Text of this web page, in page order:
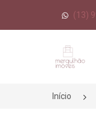
(13)
Página
Início